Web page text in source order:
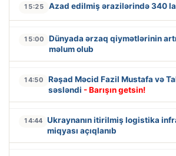
15:25 Azad edilmiş ərazilərində 340
15:00
Dünyada ərzaq qiymətlərinin
məlum olub
14:50
Rəşad Məcid Fazil Mustafa və
səsləndi - Barışın getsin!
14:44 Ukraynanın itirilmiş logistika
miqyası açıqlanıb